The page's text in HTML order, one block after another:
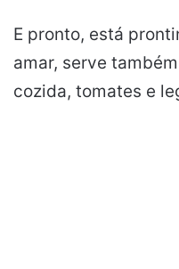
E pronto, está
amar, serve
cozida, tomates e